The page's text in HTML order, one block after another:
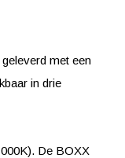
met een
in drie
De BOXX